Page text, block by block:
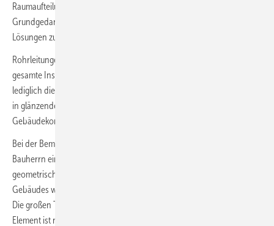
Raumaufteilung und unterstützt so den konzeptionellen
Grundgedanken des architektonischen Entwurfs, mit flexiblen
Lösungen zu arbeiten.
Rohrleitungen können in den Vorwänden verzogen werden und die
gesamte Installationstechnik findet ihren Platz. Sichtbar bleiben
lediglich die schlicht-eleganten Betätigungsplatten der Serie
in glänzendem Weiß, die die klare Formsprache des gesamten
Gebäudekomplexes abschließen.
Bei der Bemusterung der Betätigungsplatten war die Wahl des
Bauherrn eindeutig. Denn die Tecenow überzeugte mit ihrem präzisen
geometrischen Design, das sich der eckigen Grundstruktur des
Gebäudes wunderbar anpasst, und der hohen Verarbeitungsqualität.
Die großen Taster sitzen in einem breiten Rechteck, das gesamte
Element ist nur 5 mm stark und kann mit einem zusätzlichen Rahmen